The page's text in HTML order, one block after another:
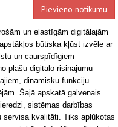
Pievieno notikumu
un elastīgām digitālajām
būtiska kļūst izvēle ar
un caurspīdīgiem
plašu digitālo risinājumu
dinamisku funkciju
Šajā apskatā galvenais
sistēmas darbības
servisa kvalitāti. Tiks aplūkotas